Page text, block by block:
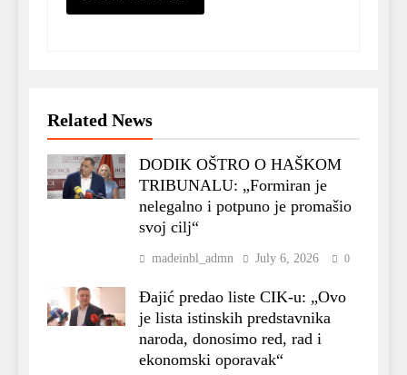
Related News
DODIK OŠTRO O HAŠKOM
TRIBUNALU: „Formiran je
nelegalno i potpuno je promašio
svoj cilj“
madeinbl_admn July 6, 2026 0
Đajić predao liste CIK-u: „Ovo
je lista istinskih predstavnika
naroda, donosimo red, rad i
ekonomski oporavak“